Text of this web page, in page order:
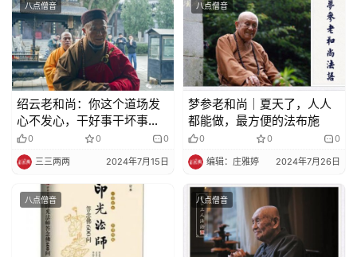
八点僧音
绍云老和尚：你这个道场发
心不发心，干好事干坏事，
伽蓝神丝毫都要把你记下来
0 0 0
三三两两 2024年7月15日
八点僧音
梦参老和尚｜夏天了，人人
都能做，最方便的法布施
0 0 0
编辑：庄雅婷 2024年7月26日
八点僧音 八点僧音